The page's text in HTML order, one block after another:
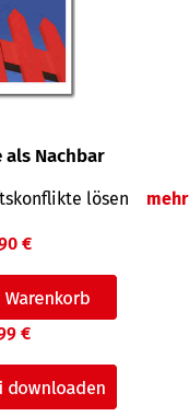
als Nachbar
lösen mehr
€
€